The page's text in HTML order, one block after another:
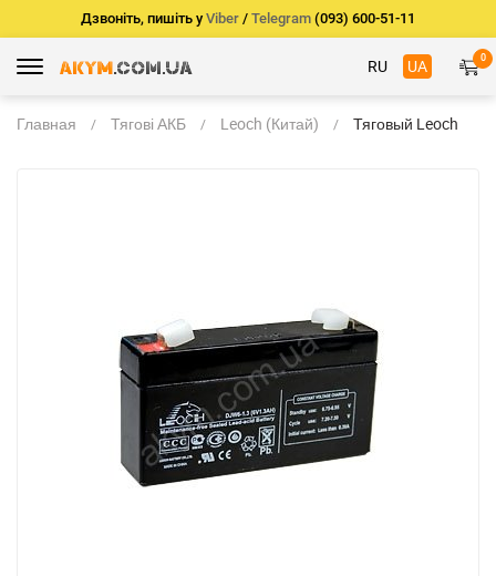
Дзвоніть, пишіть у Viber / Telegram (093) 600-51-11
RU UA 0
Главная Тягові АКБ Leoch (Китай)
Тяговый Leoch